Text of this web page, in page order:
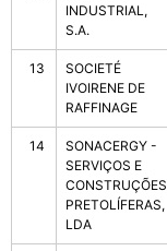
INDUSTRIAL,
S.A.
13
SOCIETÉ
IVOIRENE DE
RAFFINAGE
14
SONACERGY -
SERVIÇOS E
CONSTRUÇÕES
PRETOLÍFERAS,
LDA